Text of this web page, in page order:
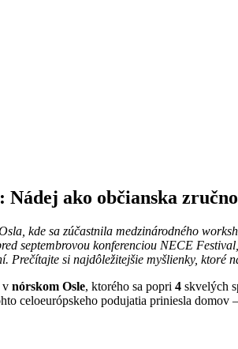
ako občianska
kde sa zúčastnila medzinárodného
septembrovou konferenciou NECE
Prečítajte si najdôležitejšie myšlienky, ktoré
vnórskom Osle, ktorého sa popri4 skvelých
celoeurópskeho podujatia priniesla domov